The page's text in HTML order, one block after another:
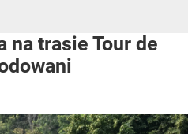
na trasie Tour de